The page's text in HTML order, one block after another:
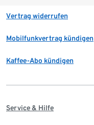
Vertrag widerrufen
Mobilfunkvertrag kündigen
Kaffee-Abo kündigen
Service & Hilfe